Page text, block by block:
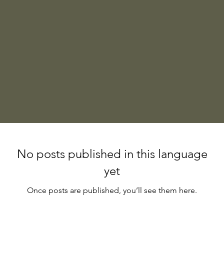
No posts published in this language
yet
Once posts are published, you’ll see them here.